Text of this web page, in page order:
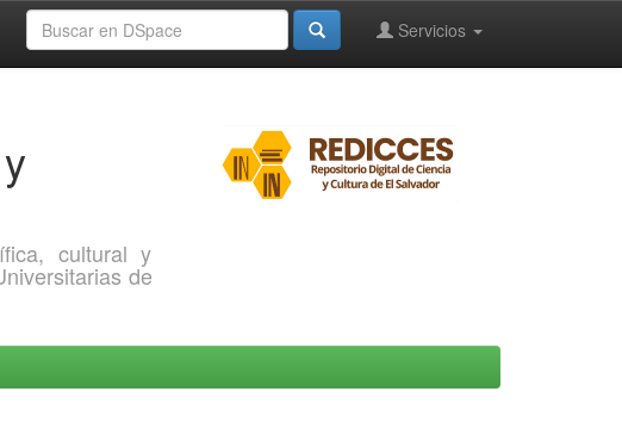
Servicios
cultural y
de